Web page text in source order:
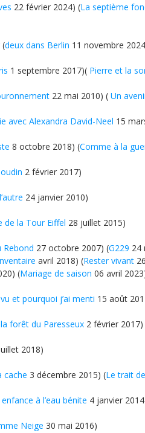
22 février 2024) (La septième
(deux dans Berlin 11 novembre
1 septembre 2017)( Pierre et la
22 mai 2010) ( Un
avec Alexandra David-Neel 15
8 octobre 2018) (Comme à la
2 février 2017)
24 janvier 2010)
de la Tour Eiffel 28 juillet 2015)
Rebond 27 octobre 2007) (G229 24
avril 2018) (Rester vivant
(Mariage de saison 06 avril
vu et pourquoi j’ai menti 15 août
forêt du Paresseux 2 février 2017)
2018)
cache 3 décembre 2015) (Le trait
à l’eau bénite 4 janvier
Neige 30 mai 2016)